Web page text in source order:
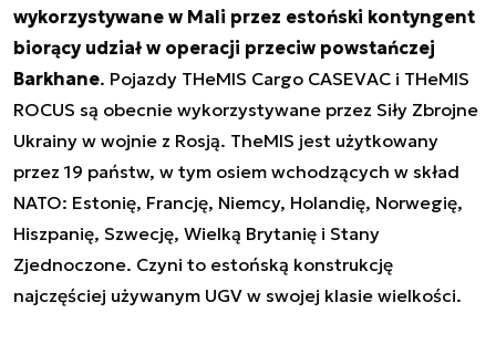
wykorzystywane w Mali przez estoński kontyngent
biorący udział w operacji przeciw powstańczej
Barkhane. Pojazdy THeMIS Cargo CASEVAC i THeMIS
ROCUS są obecnie wykorzystywane przez Siły Zbrojne
Ukrainy w wojnie z Rosją. TheMIS jest użytkowany
przez 19 państw, w tym osiem wchodzących w skład
NATO: Estonię, Francję, Niemcy, Holandię, Norwegię,
Hiszpanię, Szwecję, Wielką Brytanię i Stany
Zjednoczone. Czyni to estońską konstrukcję
najczęściej używanym UGV w swojej klasie wielkości.